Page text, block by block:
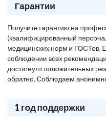
Гарантии
Получите гарантию на
(квалифицированный
медицинских норм и ГОСТов.
соблюдении всех
достигнуто положительных
обратно. Соблюдаем
1 год поддержки